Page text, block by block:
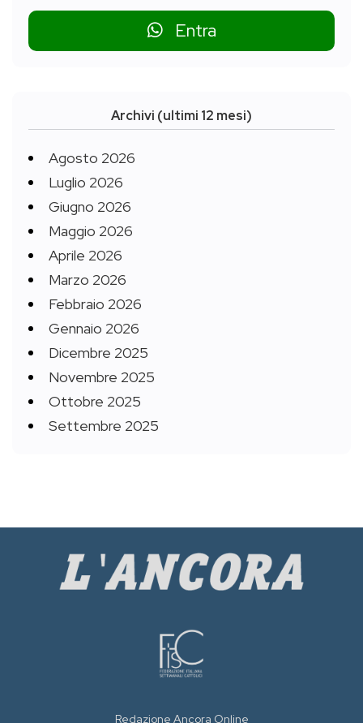
Entra
Archivi (ultimi 12 mesi)
Agosto 2026
Luglio 2026
Giugno 2026
Maggio 2026
Aprile 2026
Marzo 2026
Febbraio 2026
Gennaio 2026
Dicembre 2025
Novembre 2025
Ottobre 2025
Settembre 2025
Redazione Ancora Online